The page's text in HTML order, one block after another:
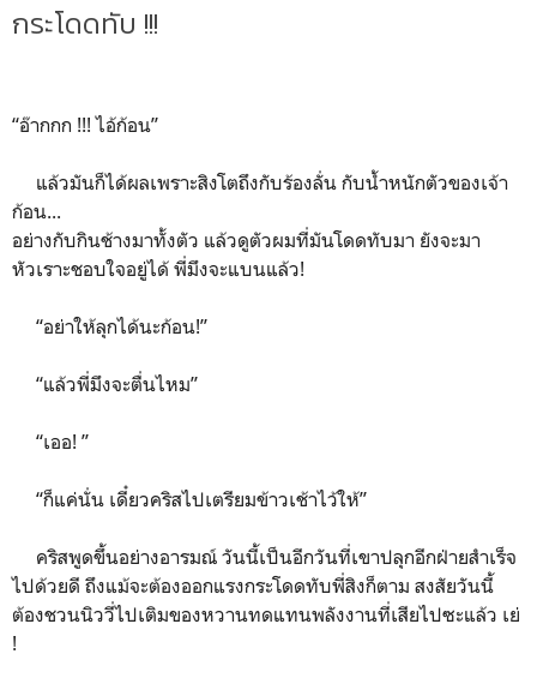
กระโดดทับ !!!
“อ๊ากกก !!! ไอ้ก้อน”
แล้วมันก็ได้ผลเพราะสิงโตถึงกับร้องลั่น กับน้ำหนักตัวของเจ้า
ก้อน...
อย่างกับกินช้างมาทั้งตัว แล้วดูตัวผมที่มันโดดทับมา ยังจะมา
หัวเราะชอบใจอยู่ได้ พี่มึงจะแบนแล้ว!
“อย่าให้ลุกได้นะก้อน!”
“แล้วพี่มึงจะตื่นไหม”
“เออ! ”
“ก็แค่นั่น เดี๋ยวคริสไปเตรียมข้าวเช้าไว้ให้”
คริสพูดขึ้นอย่างอารมณ์ วันนี้เป็นอีกวันที่เขาปลุกอีกฝ่ายสำเร็จ
ไปด้วยดี ถึงแม้จะต้องออกแรงกระโดดทับพี่สิงก็ตาม สงสัยวันนี้
ต้องชวนนิววี่ไปเติมของหวานทดแทนพลังงานที่เสียไปซะแล้ว เย่
!